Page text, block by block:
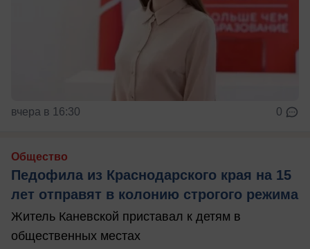
вчера в 16:30 0
Общество
Педофила из Краснодарского края на 15
лет отправят в колонию строгого режима
Житель Каневской приставал к детям в
общественных местах